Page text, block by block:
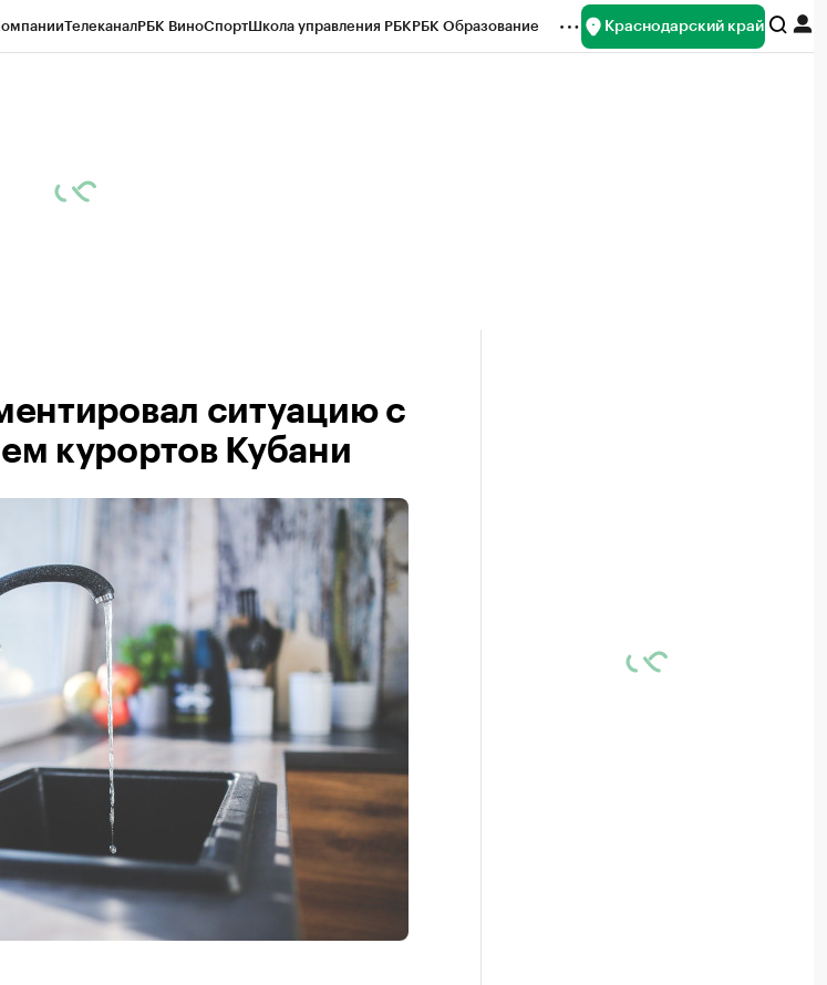
ТелеканалРБК ВиноСпортШкола управления РБКРБК Образование Краснодарский край
ситуацию с
курортов Кубани